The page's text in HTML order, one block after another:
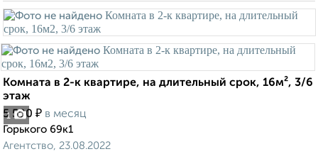
1
Комната в 2-к квартире, на длительный срок, 16м², 3/6
этаж
5 500 ₽ в месяц
Горького 69к1
Агентство, 23.08.2022